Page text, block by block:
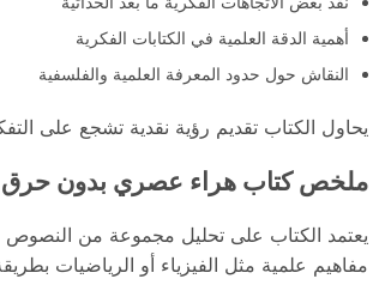
أهمية الدقة العلمية في الكتابات الفكرية
النقاش حول حدود المعرفة العلمية والفلسفية
يحاول الكتاب تقديم رؤية نقدية تشجع على
ملخص كتاب هراء عصري بدون حرق
يعتمد الكتاب على تحليل مجموعة من النصوص
مفاهيم علمية مثل الفيزياء أو الرياضيات